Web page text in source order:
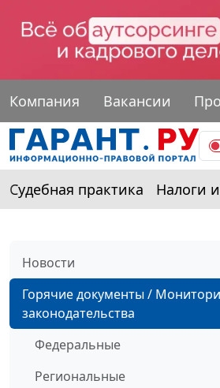
Компания Вакансии
Судебная практика Налоги
Новости
Горячие документы /
законодательства
Федеральные
Региональные